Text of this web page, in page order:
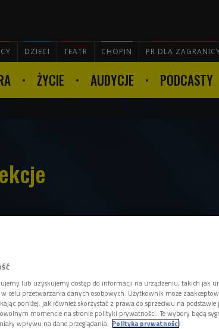
DZIECI TEATR CHOPIN PR DLA

ŻYCIE AUDYCJE PODCASTY
Blues Festival jest jedyną
bluesowych muzyków, którzy
lub uzyskujemy dostęp do informacji na urządzeniu, takich jak
celu przetwarzania danych osobowych. Użytkownik może
poniżej, jak również skorzystać z prawa do sprzeciwu na podstawie
momencie na stronie polityki prywatności. Te wybory będą
wpływu na dane przeglądania. Polityka prywatności